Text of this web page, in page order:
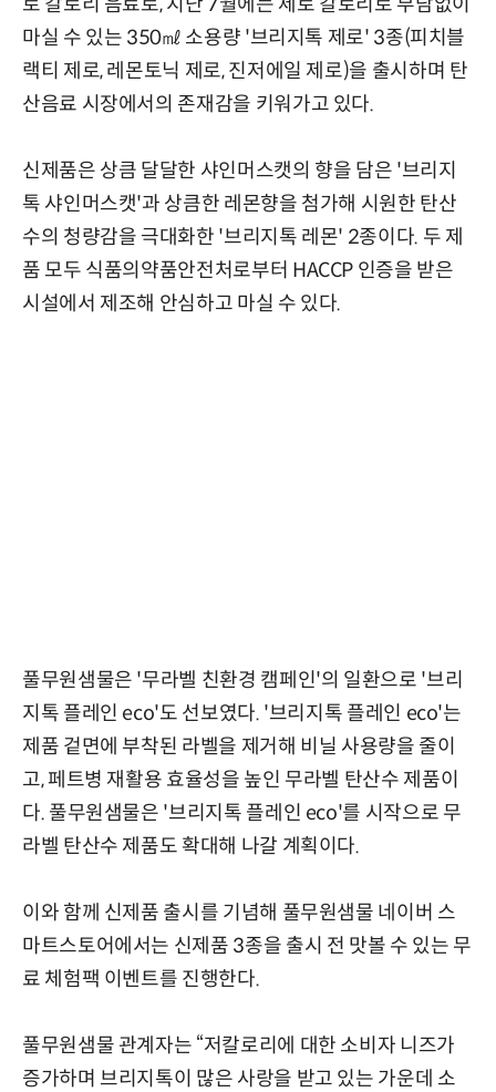
마실 수 있는 350㎖ 소용량 '브리지톡 제로' 3종(피치블
랙티 제로, 레몬토닉 제로, 진저에일 제로)을 출시하며 탄
산음료 시장에서의 존재감을 키워가고 있다.
신제품은 상큼 달달한 샤인머스캣의 향을 담은 '브리지
톡 샤인머스캣'과 상큼한 레몬향을 첨가해 시원한 탄산
수의 청량감을 극대화한 '브리지톡 레몬' 2종이다. 두 제
품 모두 식품의약품안전처로부터 HACCP 인증을 받은
시설에서 제조해 안심하고 마실 수 있다.
풀무원샘물은 '무라벨 친환경 캠페인'의 일환으로 '브리
지톡 플레인 eco'도 선보였다. '브리지톡 플레인 eco'는
제품 겉면에 부착된 라벨을 제거해 비닐 사용량을 줄이
고, 페트병 재활용 효율성을 높인 무라벨 탄산수 제품이
다. 풀무원샘물은 '브리지톡 플레인 eco'를 시작으로 무
라벨 탄산수 제품도 확대해 나갈 계획이다.
이와 함께 신제품 출시를 기념해 풀무원샘물 네이버 스
마트스토어에서는 신제품 3종을 출시 전 맛볼 수 있는 무
료 체험팩 이벤트를 진행한다.
풀무원샘물 관계자는 “저칼로리에 대한 소비자 니즈가
증가하며 브리지톡이 많은 사랑을 받고 있는 가운데 소